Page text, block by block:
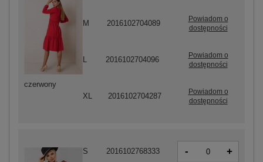
S 2016102768333 - +
czerwony
M 2016102704089
Powiadom o
dostępności
2016102704096
Powiadom o
dostępności
XL 2016102704287
Powiadom o
dostępności